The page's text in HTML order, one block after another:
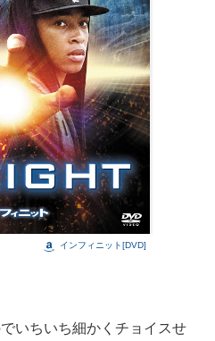
インフィニット[DVD]
いちいち細かくチョイスせ